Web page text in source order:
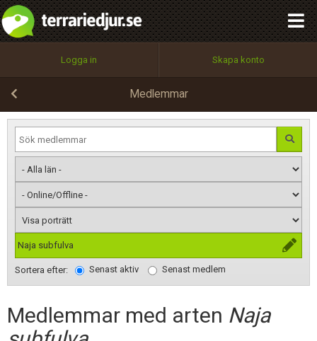
Logga in Skapa konto
Medlemmar
Naja subfulva
Sortera efter: Senast aktiv Senast medlem
Medlemmar med arten Naja
Utför
100%
OK
integritetspolicy
Namn:
Epost:
Användarnamn:
Terms of Service
Skapa konto
Begär nytt lösenord
Tillbaka till förstasidan